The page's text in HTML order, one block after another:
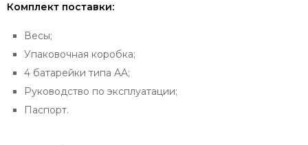
Комплект поставки:
Весы;
Упаковочная коробка;
4 батарейки типа AA;
Руководство по эксплуатации;
Паспорт.